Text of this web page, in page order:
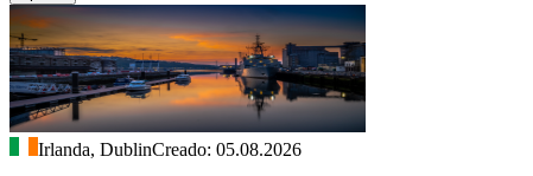
Irlanda, DublinCreado: 05.08.2026